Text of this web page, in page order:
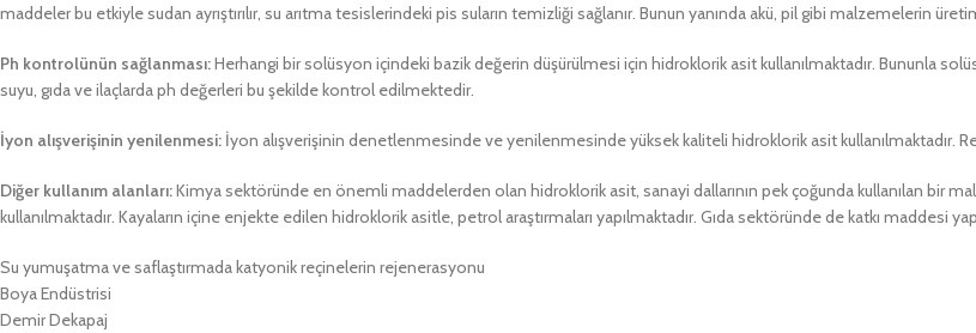
maddeler bu etkiyle sudan ayrıştırılır, su arıtma tesislerindeki pis suların temizliği sağlanır. Bunun yanında akü, pil gibi malzemelerin
Ph kontrolünün sağlanması:Herhangi bir solüsyon içindeki bazik değerin düşürülmesi için hidroklorik asit kullanılmaktadır. Bununla
suyu, gıda ve ilaçlarda ph değerleri bu şekilde kontrol edilmektedir.
İyon alışverişinin yenilenmesi: İyon alışverişinin denetlenmesinde ve yenilenmesinde yüksek kaliteli hidroklorik asit kullanılmaktadır.
Diğer kullanım alanları:Kimya sektöründe en önemli maddelerden olan hidroklorik asit, sanayi dallarının pek çoğunda kullanılan bir
kullanılmaktadır. Kayaların içine enjekte edilen hidroklorik asitle, petrol araştırmaları yapılmaktadır. Gıda sektöründe de katkı maddesi
Su yumuşatma ve saflaştırmada katyonik reçinelerin rejenerasyonu
Boya Endüstrisi
Demir Dekapaj